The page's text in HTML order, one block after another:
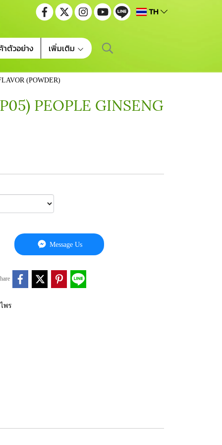
TH
ตัวอย่าง เพิ่มเติม
(POWDER)
PEOPLE GINSENG
Message Us
พร